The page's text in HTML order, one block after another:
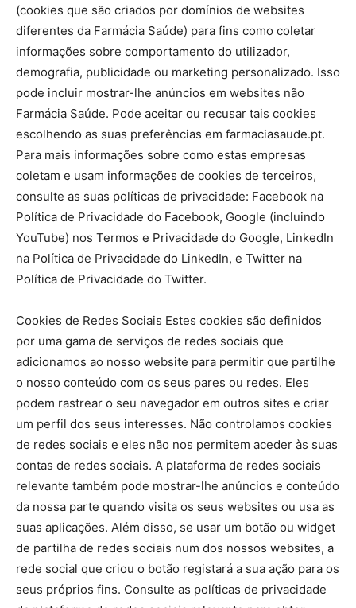
(cookies que são criados por domínios de websites
diferentes da Farmácia Saúde) para fins como coletar
informações sobre comportamento do utilizador,
demografia, publicidade ou marketing personalizado. Isso
pode incluir mostrar-lhe anúncios em websites não
Farmácia Saúde. Pode aceitar ou recusar tais cookies
escolhendo as suas preferências em farmaciasaude.pt.
Para mais informações sobre como estas empresas
coletam e usam informações de cookies de terceiros,
consulte as suas políticas de privacidade: Facebook na
Política de Privacidade do Facebook, Google (incluindo
YouTube) nos Termos e Privacidade do Google, LinkedIn
na Política de Privacidade do LinkedIn, e Twitter na
Política de Privacidade do Twitter.
Cookies de Redes Sociais Estes cookies são definidos
por uma gama de serviços de redes sociais que
adicionamos ao nosso website para permitir que partilhe
o nosso conteúdo com os seus pares ou redes. Eles
podem rastrear o seu navegador em outros sites e criar
um perfil dos seus interesses. Não controlamos cookies
de redes sociais e eles não nos permitem aceder às suas
contas de redes sociais. A plataforma de redes sociais
relevante também pode mostrar-lhe anúncios e conteúdo
da nossa parte quando visita os seus websites ou usa as
suas aplicações. Além disso, se usar um botão ou widget
de partilha de redes sociais num dos nossos websites, a
rede social que criou o botão registará a sua ação para os
seus próprios fins. Consulte as políticas de privacidade